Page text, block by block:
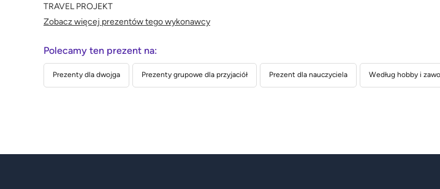
TRAVEL PROJEKT
Zobacz więcej prezentów tego wykonawcy
Polecamy ten prezent na:
Prezenty dla dwojga Prezenty grupowe dla przyjaciół Prezent dla nauczyciela Według hobby i